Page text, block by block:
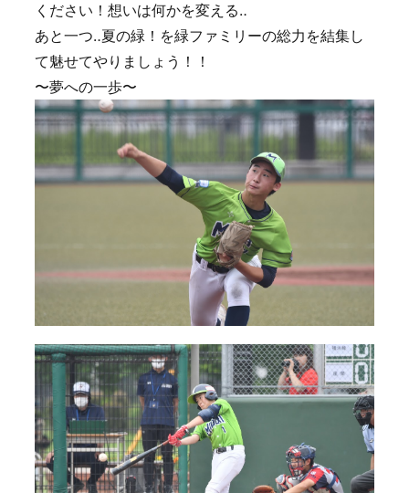
ください！想いは何かを変える‥
あと一つ‥夏の緑！を緑ファミリーの総力を結集し
て魅せてやりましょう！！
〜夢への一歩〜